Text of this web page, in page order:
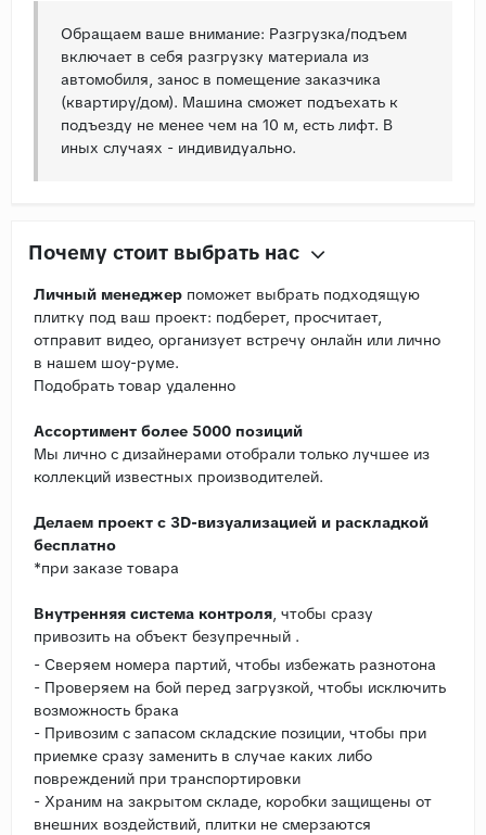
Обращаем ваше внимание: Разгрузка/подъем
включает в себя разгрузку материала из
автомобиля, занос в помещение заказчика
(квартиру/дом). Машина сможет подъехать к
подъезду не менее чем на 10 м, есть лифт. В
иных случаях - индивидуально.
Почему стоит выбрать нас
Личный менеджер поможет выбрать подходящую
плитку под ваш проект: подберет, просчитает,
отправит видео, организует встречу онлайн или лично
в нашем шоу-руме.
Подобрать товар удаленно
Ассортимент более 5000 позиций
Мы лично с дизайнерами отобрали только лучшее из
коллекций известных производителей.
Делаем проект с 3D-визуализацией и раскладкой
бесплатно
*при заказе товара
Внутренняя система контроля , чтобы сразу
привозить на объект безупречный .
- Сверяем номера партий, чтобы избежать разнотона
- Проверяем на бой перед загрузкой, чтобы исключить
возможность брака
- Привозим с запасом складские позиции, чтобы при
приемке сразу заменить в случае каких либо
повреждений при транспортировки
- Храним на закрытом складе, коробки защищены от
внешних воздействий, плитки не смерзаются